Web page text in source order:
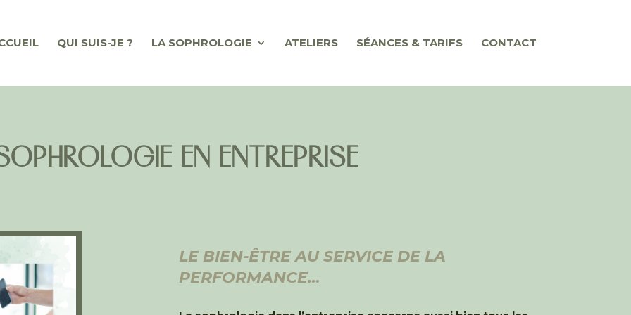
QUI SUIS-JE ? LA SOPHROLOGIE ATELIERS SÉANCES & TARIFS CONTACT
EN ENTREPRISE
LE BIEN-ÊTRE AU SERVICE DE LA
PERFORMANCE…